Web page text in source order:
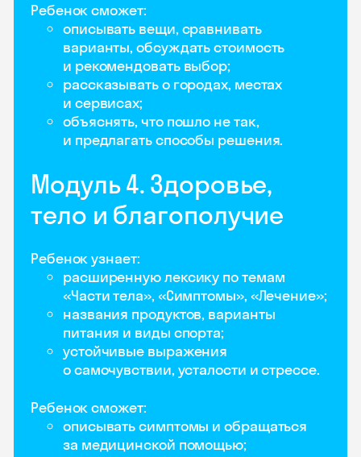
Ребенок сможет:
описывать вещи, сравнивать
варианты, обсуждать стоимость
и рекомендовать выбор;
рассказывать о городах, местах
и сервисах;
объяснять, что пошло не так,
и предлагать способы решения.
Модуль 4. Здоровье,
тело и благополучие
Ребенок узнает:
расширенную лексику по темам
«Части тела», «Симптомы», «Лечение»;
названия продуктов, варианты
питания и виды спорта;
устойчивые выражения
о самочувствии, усталости и стрессе.
Ребенок сможет:
описывать симптомы и обращаться
за медицинской помощью;